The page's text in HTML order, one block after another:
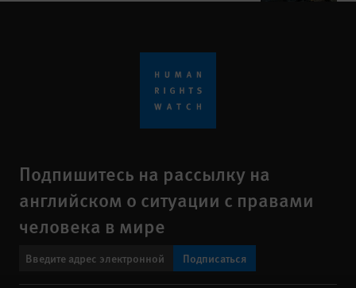
Подпишитесь на рассылку на
английском о ситуации с правами
человека в мире
Подписаться